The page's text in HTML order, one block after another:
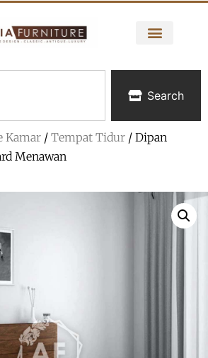
Search
Kamar / Tempat Tidur / Dipan
Menawan